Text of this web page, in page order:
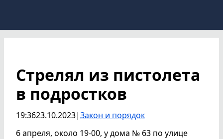
Стрелял из пистолета
в подростков
19:3623.10.2023|Закон и порядок
6 апреля, около 19-00, у дома № 63 по улице